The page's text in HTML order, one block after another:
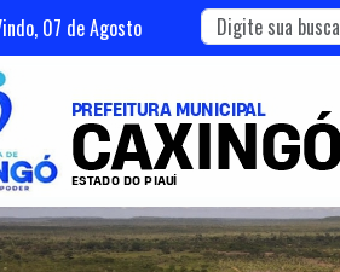
07 deAgosto